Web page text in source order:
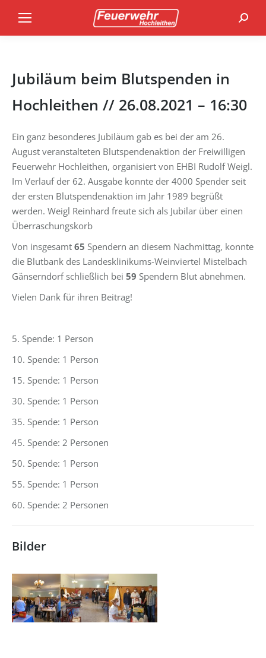
Jubiläum beim Blutspenden in
Hochleithen // 26.08.2021 – 16:30
Ein ganz besonderes Jubiläum gab es bei der am 26.
August veranstalteten Blutspendenaktion der Freiwilligen
Feuerwehr Hochleithen, organisiert von EHBI Rudolf Weigl.
Im Verlauf der 62. Ausgabe konnte der 4000 Spender seit
der ersten Blutspendenaktion im Jahr 1989 begrüßt
werden. Weigl Reinhard freute sich als Jubilar über einen
Überraschungskorb
Von insgesamt 65 Spendern an diesem Nachmittag, konnte
die Blutbank des Landesklinikums-Weinviertel Mistelbach
Gänserndorf schließlich bei 59 Spendern Blut abnehmen.
Vielen Dank für ihren Beitrag!
5. Spende: 1 Person
10. Spende: 1 Person
15. Spende: 1 Person
30. Spende: 1 Person
35. Spende: 1 Person
45. Spende: 2 Personen
50. Spende: 1 Person
55. Spende: 1 Person
60. Spende: 2 Personen
Bilder